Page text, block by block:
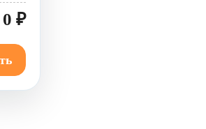
0 ₽